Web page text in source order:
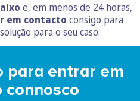
e, em menos de 24 horas,
em contacto consigo para
para o seu caso.
para entrar em